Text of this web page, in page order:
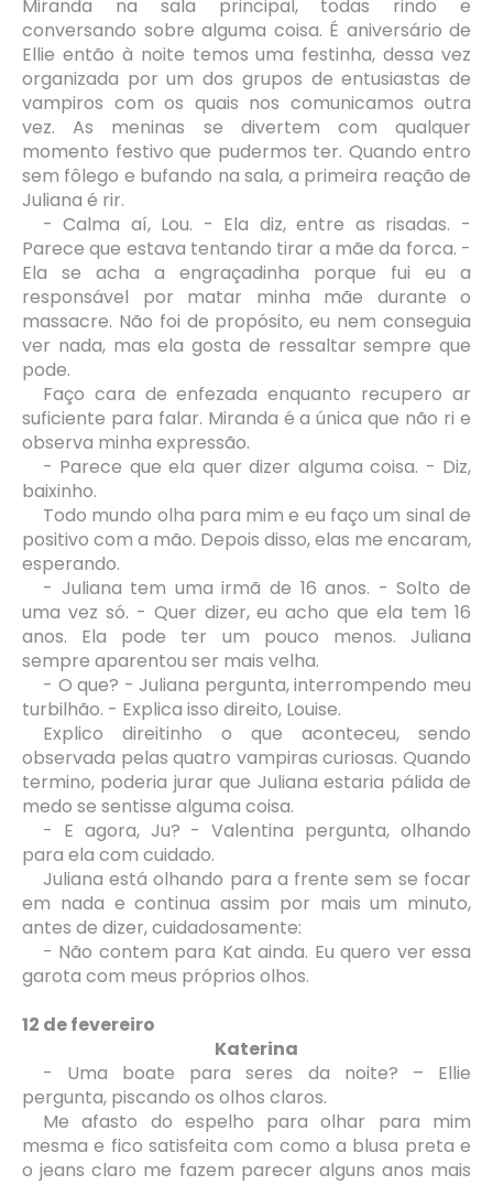
Miranda na sala principal, todas rindo e
conversando sobre alguma coisa. É aniversário de
Ellie então à noite temos uma festinha, dessa vez
organizada por um dos grupos de entusiastas de
vampiros com os quais nos comunicamos outra
vez. As meninas se divertem com qualquer
momento festivo que pudermos ter. Quando entro
sem fôlego e bufando na sala, a primeira reação de
Juliana é rir.
- Calma aí, Lou. - Ela diz, entre as risadas. -
Parece que estava tentando tirar a mãe da forca. -
Ela se acha a engraçadinha porque fui eu a
responsável por matar minha mãe durante o
massacre. Não foi de propósito, eu nem conseguia
ver nada, mas ela gosta de ressaltar sempre que
pode.
Faço cara de enfezada enquanto recupero ar
suficiente para falar. Miranda é a única que não ri e
observa minha expressão.
- Parece que ela quer dizer alguma coisa. - Diz,
baixinho.
Todo mundo olha para mim e eu faço um sinal de
positivo com a mão. Depois disso, elas me encaram,
esperando.
- Juliana tem uma irmã de 16 anos. - Solto de
uma vez só. - Quer dizer, eu acho que ela tem 16
anos. Ela pode ter um pouco menos. Juliana
sempre aparentou ser mais velha.
- O que? - Juliana pergunta, interrompendo meu
turbilhão. - Explica isso direito, Louise.
Explico direitinho o que aconteceu, sendo
observada pelas quatro vampiras curiosas. Quando
termino, poderia jurar que Juliana estaria pálida de
medo se sentisse alguma coisa.
- E agora, Ju? - Valentina pergunta, olhando
para ela com cuidado.
Juliana está olhando para a frente sem se focar
em nada e continua assim por mais um minuto,
antes de dizer, cuidadosamente:
- Não contem para Kat ainda. Eu quero ver essa
garota com meus próprios olhos.
12 de fevereiro
Katerina
- Uma boate para seres da noite? – Ellie
pergunta, piscando os olhos claros.
Me afasto do espelho para olhar para mim
mesma e fico satisfeita com como a blusa preta e
o jeans claro me fazem parecer alguns anos mais